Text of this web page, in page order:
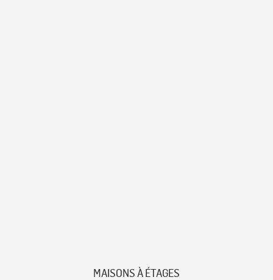
MAISONS À ÉTAGES